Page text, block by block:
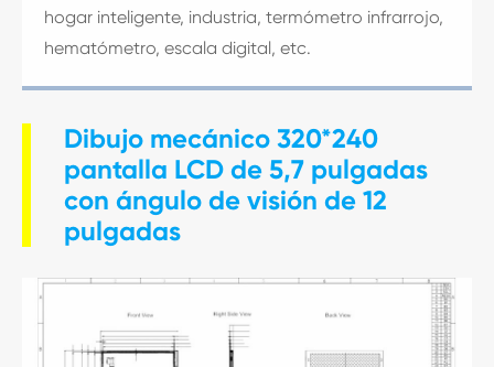
hogar inteligente, industria, termómetro infrarrojo,
hematómetro, escala digital, etc.
Dibujo mecánico 320*240
pantalla LCD de 5,7 pulgadas
con ángulo de visión de 12
pulgadas